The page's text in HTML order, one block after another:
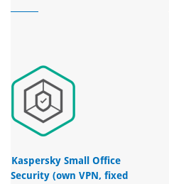
Kaspersky Small Office
Security (own VPN, fixed